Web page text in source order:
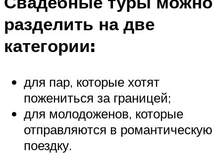
разделить на две
категории:
для пар, которые хотят
пожениться за границей;
для молодоженов, которые
отправляются в романтическую
поездку.